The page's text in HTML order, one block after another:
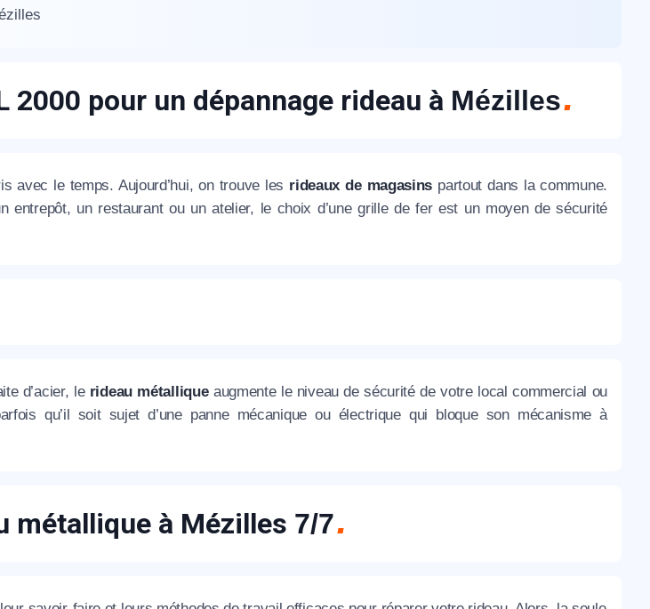
2000 pour un dépannage rideau à Mézilles
avec le temps. Aujourd’hui, on trouve les rideaux de magasins partout dans la commune.
entrepôt, un restaurant ou un atelier, le choix d’une grille de fer est un moyen de sécurité
d’acier, le rideau métalliqueaugmente le niveau de sécurité de votre local commercial ou
qu’il soit sujet d’une panne mécanique ou électrique qui bloque son mécanisme à
métallique à Mézilles 7/7
pour